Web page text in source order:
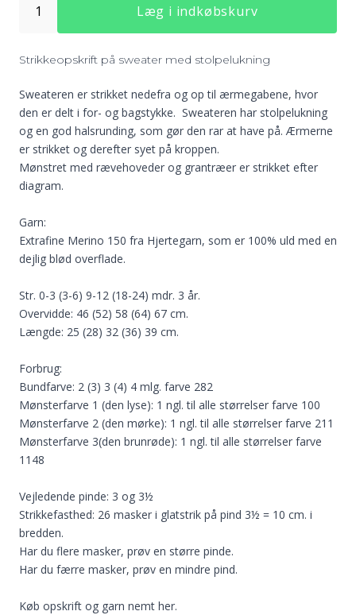
Læg i indkøbskurv
Strikkeopskrift på sweater med stolpelukning
Sweateren er strikket nedefra og op til ærmegabene, hvor
den er delt i for- og bagstykke. Sweateren har stolpelukning
og en god halsrunding, som gør den rar at have på. Ærmerne
er strikket og derefter syet på kroppen.
Mønstret med rævehoveder og grantræer er strikket efter
diagram.
Garn:
Extrafine Merino 150 fra Hjertegarn, som er 100% uld med en
dejlig blød overflade.
Str. 0-3 (3-6) 9-12 (18-24) mdr. 3 år.
Overvidde: 46 (52) 58 (64) 67 cm.
Længde: 25 (28) 32 (36) 39 cm.
Forbrug:
Bundfarve: 2 (3) 3 (4) 4 mlg. farve 282
Mønsterfarve 1 (den lyse): 1 ngl. til alle størrelser farve 100
Mønsterfarve 2 (den mørke): 1 ngl. til alle størrelser farve 211
Mønsterfarve 3(den brunrøde): 1 ngl. til alle størrelser farve
1148
Vejledende pinde: 3 og 3½
Strikkefasthed: 26 masker i glatstrik på pind 3½ = 10 cm. i
bredden.
Har du flere masker, prøv en større pinde.
Har du færre masker, prøv en mindre pind.
Køb opskrift og garn nemt her.